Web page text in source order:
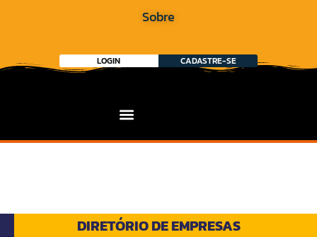
Sobre
LOGIN CADASTRE-SE
DIRETÓRIO DE EMPRESAS